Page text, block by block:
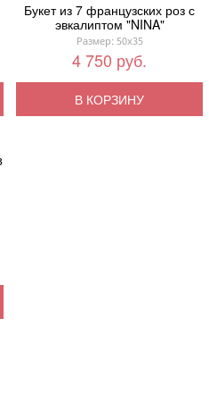
Букет из 7 французских роз с
эвкалиптом "NINA"
Размер: 50x35
4 750 руб.
В КОРЗИНУ